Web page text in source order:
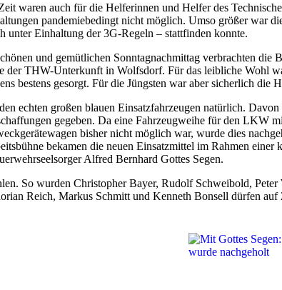
waren auch für die Helferinnen und Helfer des
pandemiebedingt nicht möglich. Umso größer war
unter Einhaltung der 3G-Regeln – stattfinden konnte.
und gemütlichen Sonntagnachmittag verbrachten
der THW-Unterkunft in Wolfsdorf. Für das leibliche Wohl
bestens gesorgt. Für die Jüngsten war aber sicherlich
echten großen blauen Einsatzfahrzeugen natürlich.
gegeben. Da eine Fahrzeugweihe für den LKW
bisher nicht möglich war, wurde dies
bekamen die neuen Einsatzmittel im Rahmen
Alfred Bernhard Gottes Segen.
So wurden Christopher Bayer, Rudolf Schweibold,
Reich, Markus Schmitt und Kenneth Bonsell dürfen